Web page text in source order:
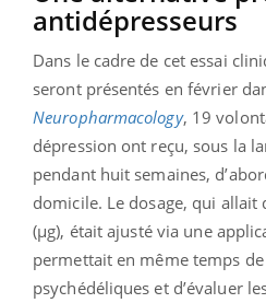
antidépresseurs
Dans le cadre de cet essai
seront présentés en février
Neuropharmacology, 19
dépression ont reçu, sous la
pendant huit semaines,
domicile. Le dosage, qui
(µg), était ajusté via une
permettait en même temps
psychédéliques et d’évaluer